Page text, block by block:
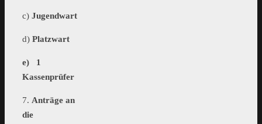
c) Jugendwart
d) Platzwart
e) 1
Kassenprüfer
7. Anträge an
die